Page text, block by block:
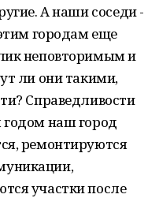
А наши соседи -
городам еще
неповторимым и
ли они такими,
Справедливости
наш город
ремонтируются
участки после